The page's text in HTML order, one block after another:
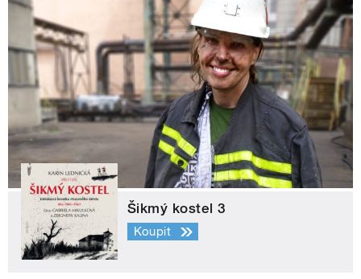
Šikmý kostel 3
Koupit